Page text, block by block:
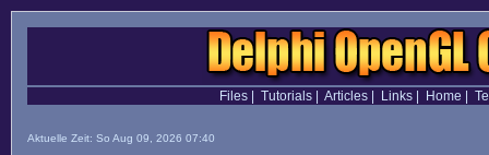
Files| Tutorials| Articles| Links| Home
Aktuelle Zeit: So Aug 09, 2026 07:40